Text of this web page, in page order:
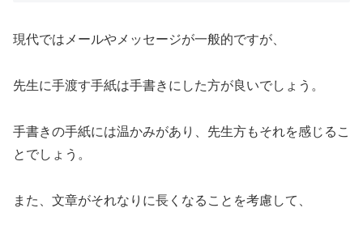
現代ではメールやメッセージが一般的ですが、
先生に手渡す手紙は手書きにした方が良いでしょう。
手書きの手紙には温かみがあり、先生方もそれを感じるこ
とでしょう。
また、文章がそれなりに長くなることを考慮して、